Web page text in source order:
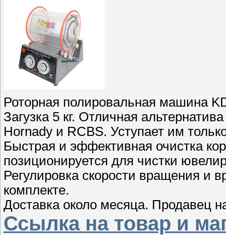
Роторная полировальная машина
Загузка 5 кг. Отличная
Hornady и RCBS. Уступает им
Быстрая и эффективная очистка
позиционируется для чистки
Регулировка скорости вращения и
комплекте.
Доставка около месяца. Продавец
Ссылка на товар и